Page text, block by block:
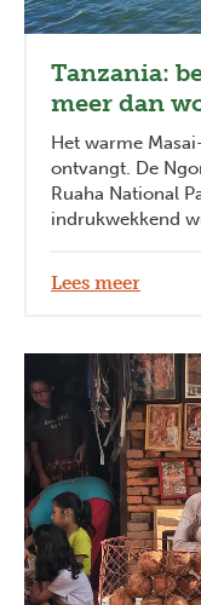
Tanzania:
meer dan
Het warme
ontvangt. De
Ruaha National
indrukwekkend
spectaculaire
Lees meer